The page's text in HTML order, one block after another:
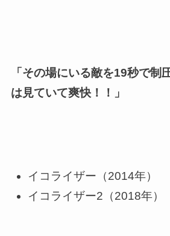
「その場にいる敵を19秒で制
は見ていて爽快！！」
イコライザー（2014年）
イコライザー2（2018年）